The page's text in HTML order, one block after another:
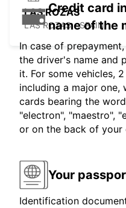
LAS ROZAS
LAS ROZAS - SPAIN
Credit card
name of the
In case of
the driver's name and
it. For some vehicles,
including a major one,
cards bearing the
"electron", "maestro",
or on the back of your
Your
Identification